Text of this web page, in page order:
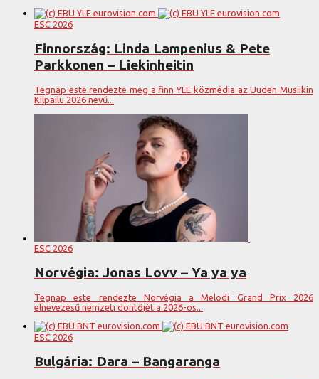
ESC 2026
Finnország: Linda Lampenius & Pete
Parkkonen – Liekinheitin
Tegnap este rendezte meg a finn YLE közmédia az Uuden Musiikin
Kilpailu 2026 nevű...
ESC 2026
Norvégia: Jonas Lovv – Ya ya ya
Tegnap este rendezte Norvégia a Melodi Grand Prix 2026
elnevezésű nemzeti döntőjét a 2026-os...
ESC 2026
Bulgária: Dara – Bangaranga